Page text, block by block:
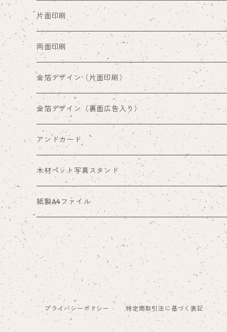
片面印刷
両面印刷
両面印刷（裏面通常デザイン）
両面印刷（裏面広告入り）
金箔デザイン（片面印刷）
金箔デザイン（裏面広告入り）
アンドカード
木材ペット写真スタンド
紙製A4ファイル
プライバシーポリシー 特定商取引法に基づく表記